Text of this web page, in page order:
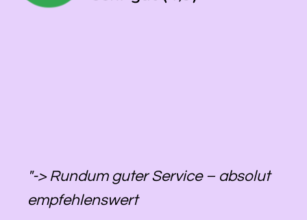
"-> Rundum guter Service – absolut
empfehlenswert